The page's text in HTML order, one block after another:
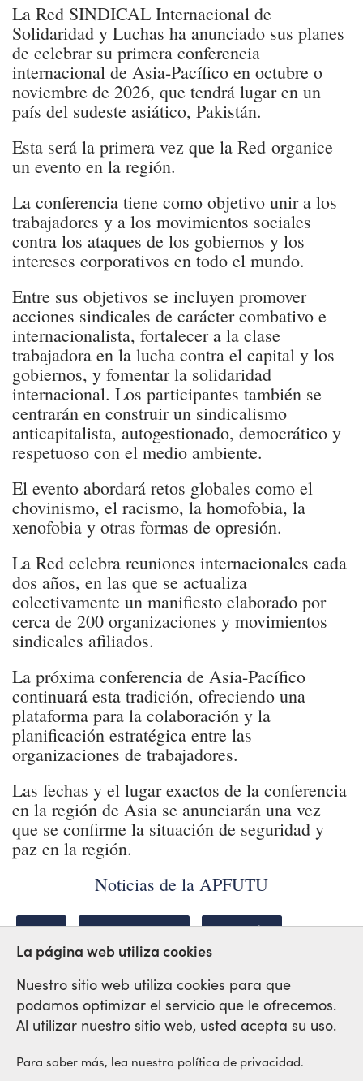
La Red SINDICAL Internacional de
Solidaridad y Luchas ha anunciado sus planes
de celebrar su primera conferencia
internacional de Asia-Pacífico en octubre o
noviembre de 2026, que tendrá lugar en un
país del sudeste asiático, Pakistán.
Esta será la primera vez que la Red organice
un evento en la región.
La conferencia tiene como objetivo unir a los
trabajadores y a los movimientos sociales
contra los ataques de los gobiernos y los
intereses corporativos en todo el mundo.
Entre sus objetivos se incluyen promover
acciones sindicales de carácter combativo e
internacionalista, fortalecer a la clase
trabajadora en la lucha contra el capital y los
gobiernos, y fomentar la solidaridad
internacional. Los participantes también se
centrarán en construir un sindicalismo
anticapitalista, autogestionado, democrático y
respetuoso con el medio ambiente.
El evento abordará retos globales como el
chovinismo, el racismo, la homofobia, la
xenofobia y otras formas de opresión.
La Red celebra reuniones internacionales cada
dos años, en las que se actualiza
colectivamente un manifiesto elaborado por
cerca de 200 organizaciones y movimientos
sindicales afiliados.
La próxima conferencia de Asia-Pacífico
continuará esta tradición, ofreciendo una
plataforma para la colaboración y la
planificación estratégica entre las
organizaciones de trabajadores.
Las fechas y el lugar exactos de la conferencia
en la región de Asia se anunciarán una vez
que se confirme la situación de seguridad y
paz en la región.
Noticias de la APFUTU
ASIA CONFERENCIA PAKISTÁN
Red Sindical Internacional
La página web utiliza cookies
Nuestro sitio web utiliza cookies para que
podamos optimizar el servicio que le ofrecemos.
Al utilizar nuestro sitio web, usted acepta su uso.
Para saber más, lea nuestra política de privacidad.